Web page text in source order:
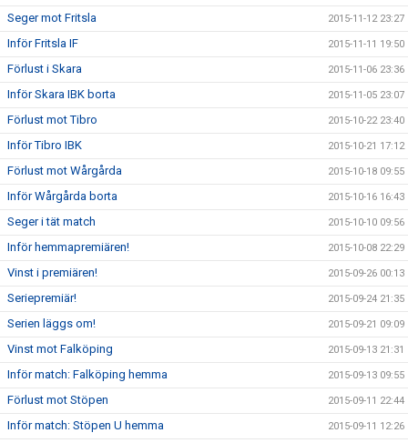
Seger mot Fritsla 2015-11-12 23:27
Inför Fritsla IF 2015-11-11 19:50
Förlust i Skara 2015-11-06 23:36
Inför Skara IBK borta 2015-11-05 23:07
Förlust mot Tibro 2015-10-22 23:40
Inför Tibro IBK 2015-10-21 17:12
Förlust mot Wårgårda 2015-10-18 09:55
Inför Wårgårda borta 2015-10-16 16:43
Seger i tät match 2015-10-10 09:56
Inför hemmapremiären! 2015-10-08 22:29
Vinst i premiären! 2015-09-26 00:13
Seriepremiär! 2015-09-24 21:35
Serien läggs om! 2015-09-21 09:09
Vinst mot Falköping 2015-09-13 21:31
Inför match: Falköping hemma 2015-09-13 09:55
Förlust mot Stöpen 2015-09-11 22:44
Inför match: Stöpen U hemma 2015-09-11 12:26